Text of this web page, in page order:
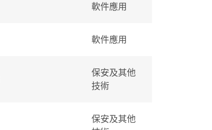
軟件應用
軟件應用
保安及其他
技術
保安及其他